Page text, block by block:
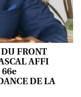
FRONT
AFFI
DE LA